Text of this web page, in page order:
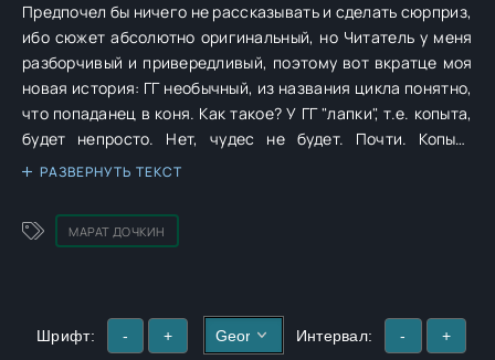
Предпочел бы ничего не рассказывать и сделать сюрприз,
ибо сюжет абсолютно оригинальный, но Читатель у меня
разборчивый и привередливый, поэтому вот вкратце моя
новая история: ГГ необычный, из названия цикла понятно,
что попаданец в коня. Как такое? У ГГ "лапки", т.е. копыта,
будет непросто. Нет, чудес не будет. Почти. Копыта
останутся копытами. Тут есть элементы современного
сволочи. Но без них никак – время такое. Вам может
показаться, что автор жесток, но, поверьте, сам плакал.
РАЗВЕРНУТЬ ТЕКСТ
МАРАТ ДОЧКИН
Шрифт: - + Интервал: - +